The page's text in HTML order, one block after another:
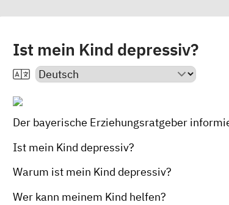
Ist mein Kind depressiv?
Der bayerische Erziehungsratgeber
Ist mein Kind depressiv?
Warum ist mein Kind depressiv?
Wer kann meinem Kind helfen?